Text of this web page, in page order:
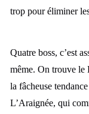
trop pour éliminer
Quatre boss, c’est
même. On trouve le
la fâcheuse
L’Araignée, qui